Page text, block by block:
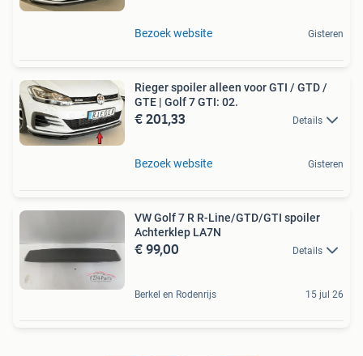
Bezoek website Gisteren
Rieger spoiler alleen voor GTI / GTD /
GTE | Golf 7 GTI: 02.
€ 201,33 Details
Bezoek website Gisteren
VW Golf 7 R R-Line/GTD/GTI spoiler
Achterklep LA7N
€ 99,00 Details
Berkel en Rodenrijs 15 jul 26